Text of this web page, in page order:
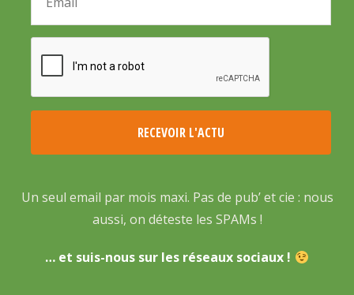
Un seul email par mois maxi. Pas de pub’ et cie : nous
aussi, on déteste les SPAMs !
… et suis-nous sur les réseaux sociaux !